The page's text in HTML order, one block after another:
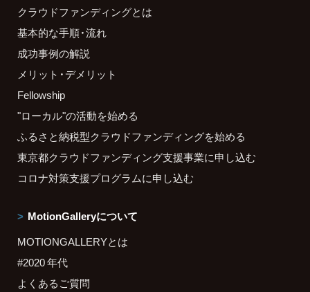
クラウドファンディングとは
基本的な手順・流れ
成功事例の解説
メリット・デメリット
Fellowship
"ローカル"の活動を始める
ふるさと納税型クラウドファンディングを始める
東京都クラウドファンディング支援事業に申し込む
コロナ対策支援プログラムに申し込む
MotionGalleryについて
MOTIONGALLERYとは
#2020 年代
よくあるご質問